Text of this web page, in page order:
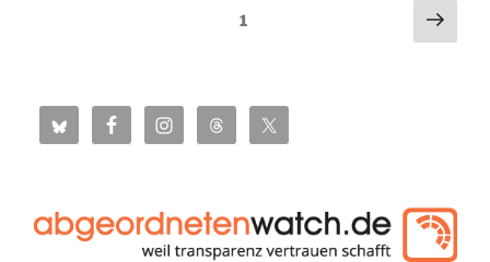
Seitennummerierung
Seite1